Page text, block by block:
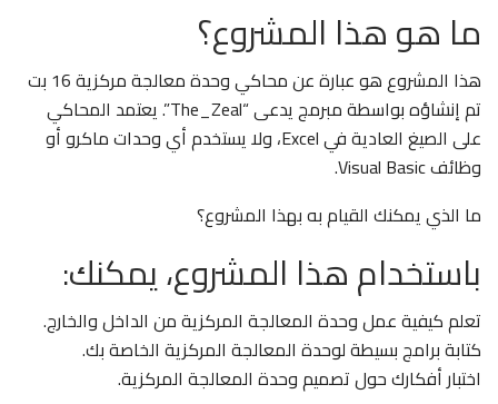
ما هو هذا المشروع؟
هذا المشروع هو عبارة عن محاكي وحدة معالجة مركزية 16 بت
تم إنشاؤه بواسطة مبرمج يدعى “The_Zeal”. يعتمد المحاكي
على الصيغ العادية في Excel، ولا يستخدم أي وحدات ماكرو أو
وظائف Visual Basic.
ما الذي يمكنك القيام به بهذا المشروع؟
باستخدام هذا المشروع، يمكنك:
تعلم كيفية عمل وحدة المعالجة المركزية من الداخل والخارج.
كتابة برامج بسيطة لوحدة المعالجة المركزية الخاصة بك.
اختبار أفكارك حول تصميم وحدة المعالجة المركزية.